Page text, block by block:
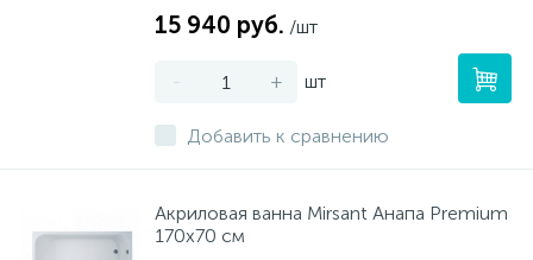
15 940 руб. /шт
- + шт
Добавить к сравнению
Акриловая ванна Mirsant Анапа Premium
170x70 см